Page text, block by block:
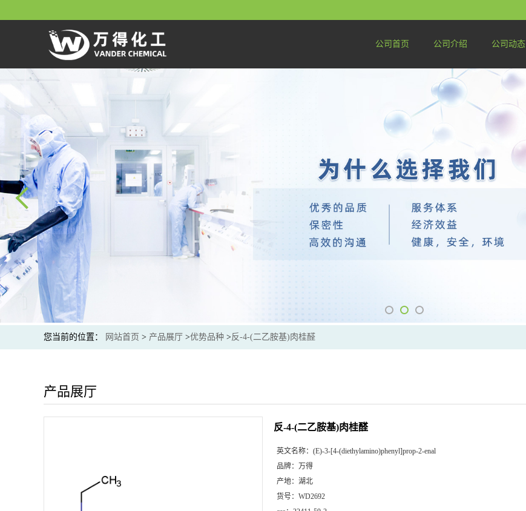
公司首页 公司介绍 公司动态
您当前的位置： 网站首页 > 产品展厅 >优势品种 >反-4-(二乙胺基)肉桂醛
产品展厅
反-4-(二乙胺基)肉桂醛
英文名称： (E)-3-[4-(diethylamino)phenyl]prop-2-enal
品牌： 万得
产地： 湖北
货号： WD2692